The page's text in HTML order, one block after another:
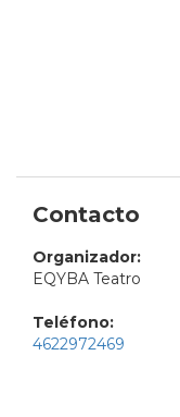
Contacto
Organizador:
EQYBA Teatro
Teléfono:
4622972469